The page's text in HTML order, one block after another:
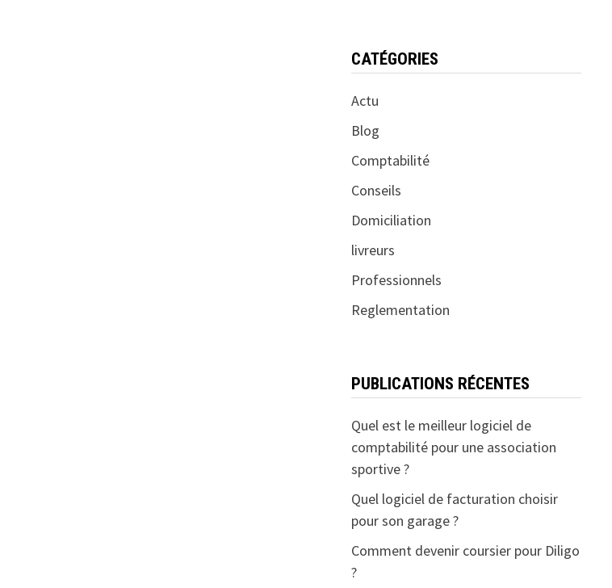
CATÉGORIES
Actu
Blog
Comptabilité
Conseils
Domiciliation
livreurs
Professionnels
Reglementation
PUBLICATIONS RÉCENTES
Quel est le meilleur logiciel de
comptabilité pour une association
sportive ?
Quel logiciel de facturation choisir
pour son garage ?
Comment devenir coursier pour Diligo
?